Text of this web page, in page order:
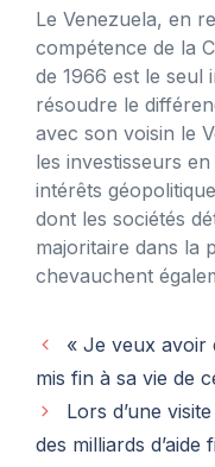
Le Venezuela, en
compétence de la
de 1966 est le
résoudre le
avec son voisin le
les investisseurs
intérêts
dont les sociétés
majoritaire dans la
chevauchent
« Je veux avoir
mis fin à sa vie de
Lors d’une
des milliards d’aide